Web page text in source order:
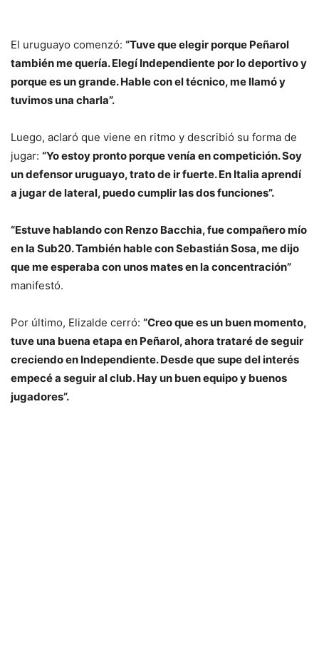
El uruguayo comenzó: “Tuve que elegir porque Peñarol
también me quería. Elegí Independiente por lo deportivo y
porque es un grande. Hable con el técnico, me llamó y
tuvimos una charla”.
Luego, aclaró que viene en ritmo y describió su forma de
jugar: “Yo estoy pronto porque venía en competición. Soy
un defensor uruguayo, trato de ir fuerte. En Italia aprendí
a jugar de lateral, puedo cumplir las dos funciones”.
“Estuve hablando con Renzo Bacchia, fue compañero mío
en la Sub20. También hable con Sebastián Sosa, me dijo
que me esperaba con unos mates en la concentración”
manifestó.
Por último, Elizalde cerró: “Creo que es un buen momento,
tuve una buena etapa en Peñarol, ahora trataré de seguir
creciendo en Independiente. Desde que supe del interés
empecé a seguir al club. Hay un buen equipo y buenos
jugadores”.